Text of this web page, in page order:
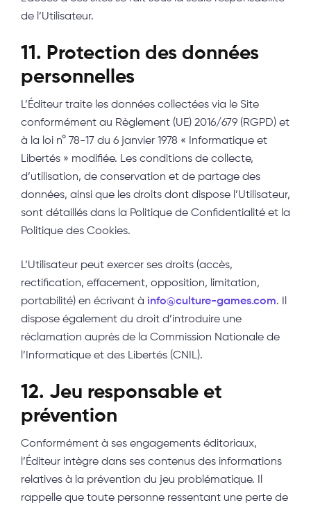
de l’Utilisateur.
11. Protection des données
personnelles
L’Éditeur traite les données collectées via le Site
conformément au Règlement (UE) 2016/679 (RGPD) et
à la loi n° 78-17 du 6 janvier 1978 « Informatique et
Libertés » modifiée. Les conditions de collecte,
d’utilisation, de conservation et de partage des
données, ainsi que les droits dont dispose l’Utilisateur,
sont détaillés dans la Politique de Confidentialité et la
Politique des Cookies.
L’Utilisateur peut exercer ses droits (accès,
rectification, effacement, opposition, limitation,
portabilité) en écrivant à info@culture-games.com. Il
dispose également du droit d’introduire une
réclamation auprès de la Commission Nationale de
l’Informatique et des Libertés (CNIL).
12. Jeu responsable et
prévention
Conformément à ses engagements éditoriaux,
l’Éditeur intègre dans ses contenus des informations
relatives à la prévention du jeu problématique. Il
rappelle que toute personne ressentant une perte de